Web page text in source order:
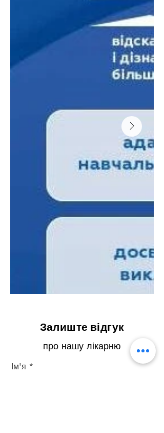
Залиште відгук
про нашу лікарню
Ім'я